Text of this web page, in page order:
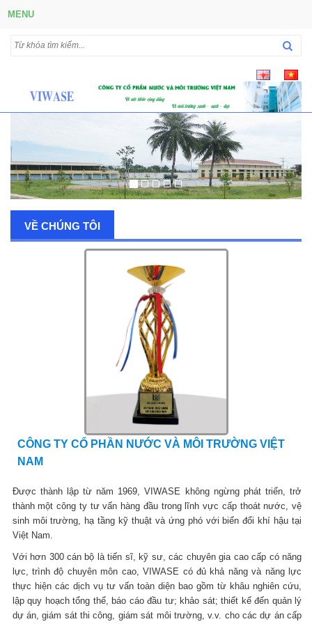
MENU
VỀ CHÚNG TÔI
CÔNG TY CỔ PHẦN NƯỚC VÀ MÔI TRƯỜNG VIỆT
NAM
Được thành lập từ năm 1969, VIWASE không ngừng phát triển, trở
thành một công ty tư vấn hàng đầu trong lĩnh vực cấp thoát nước, vệ
sinh môi trường, hạ tầng kỹ thuật và ứng phó với biến đổi khí hậu tại
Việt Nam.
Với hơn 300 cán bộ là tiến sĩ, kỹ sư, các chuyên gia cao cấp có năng
lực, trình độ chuyên môn cao, VIWASE có đủ khả năng và năng lực
thực hiện các dịch vụ tư vấn toàn diện bao gồm từ khâu nghiên cứu,
lập quy hoạch tổng thể, báo cáo đầu tư; khảo sát; thiết kế đến quản lý
dự án, giám sát thi công, giám sát môi trường, v.v. cho các dự án cấp